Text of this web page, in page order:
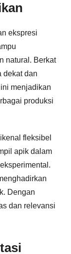
ekspresi
natural. Berkat
dekat dan
menjadikan
produksi
fleksibel
apik dalam
Dengan
dan relevansi